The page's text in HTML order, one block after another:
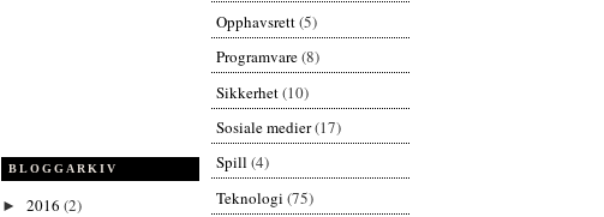
BLOGGARKIV
► 2016 (2)
Opphavsrett(5)
Programvare(8)
Sikkerhet(10)
Sosiale medier(17)
Spill (4)
Teknologi (75)